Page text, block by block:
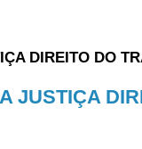
DIREITO DO
JUSTIÇA